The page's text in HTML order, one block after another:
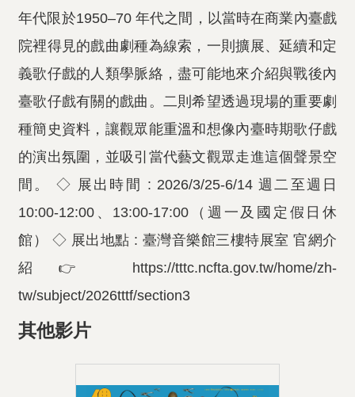
年代限於1950–70 年代之間，以當時在商業內臺戲
院裡得見的戲曲劇種為線索，一則擴展、延續和定
義歌仔戲的人類學脈絡，盡可能地來介紹與戰後內
臺歌仔戲有關的戲曲。二則希望透過現場的重要劇
種簡史資料，讓觀眾能重溫和想像內臺時期歌仔戲
的演出氛圍，並吸引當代藝文觀眾走進這個聲景空
間。 ◇ 展出時間 : 2026/3/25-6/14 週二至週日
10:00-12:00、13:00-17:00（週一及國定假日休
館） ◇ 展出地點 : 臺灣音樂館三樓特展室 官網介
紹👉 https://tttc.ncfta.gov.tw/home/zh-
tw/subject/2026tttf/section3
其他影片